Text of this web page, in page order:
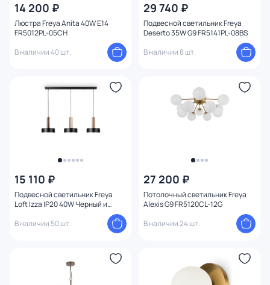
14 200 ₽
Люстра Freya Anita 40W E14
FR5012PL-05CH
В наличии 40 шт.
29 740 ₽
Подвесной светильник Freya
Deserto 35W G9 FR5141PL-08BS
В наличии 8 шт.
15 110 ₽
Подвесной светильник Freya
Loft Izza IP20 40W Черный и
В наличии 50 шт.
27 200 ₽
Потолочный светильник Freya
Alexis G9 FR5120CL-12G
В наличии 24 шт.